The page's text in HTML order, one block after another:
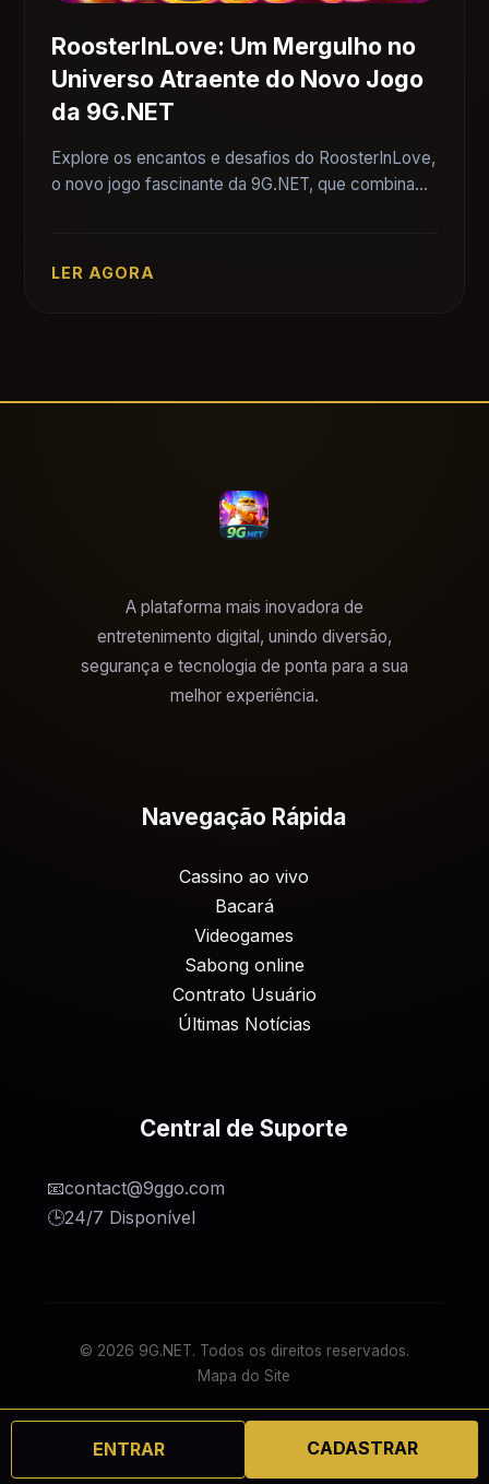
RoosterInLove: Um Mergulho no
Universo Atraente do Novo Jogo
da 9G.NET
Explore os encantos e desafios do RoosterInLove,
o novo jogo fascinante da 9G.NET, que combina
LER AGORA
A plataforma mais inovadora de
entretenimento digital, unindo diversão,
segurança e tecnologia de ponta para a sua
melhor experiência.
Navegação Rápida
Cassino ao vivo
Bacará
Videogames
Sabong online
Contrato Usuário
Últimas Notícias
Central de Suporte
📧contact@9ggo.com
🕒24/7 Disponível
© 2026 9G.NET. Todos os direitos reservados.
Mapa do Site
ENTRAR CADASTRAR